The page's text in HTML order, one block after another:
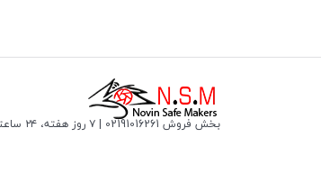
بخش فروش 02191016261 | ۷ روز هفته، ۲۴ ساعته پاسخگوی شما هستیم